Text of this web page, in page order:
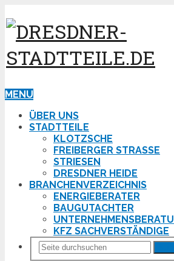
MENU
ÜBER UNS
STADTTEILE
KLOTZSCHE
FREIBERGER STRASSE
STRIESEN
DRESDNER HEIDE
BRANCHENVERZEICHNIS
ENERGIEBERATER
BAUGUTACHTER
KFZ SACHVERSTÄNDIGE